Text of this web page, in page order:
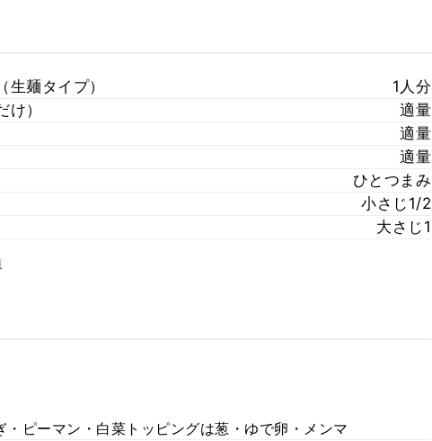
麺タイプ）
1人分
）
適量
適量
適量
ひとつまみ
小さじ1/2
大さじ1
ピーマン・白菜トッピングは葱・ゆで卵・メンマ